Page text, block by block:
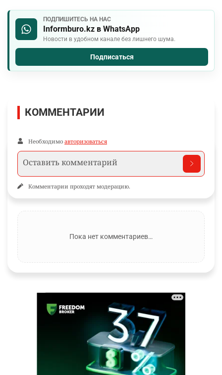
ПОДПИШИТЕСЬ НА НАС
Informburo.kz в WhatsApp
Новости в удобном канале без лишнего шума.
Подписаться
КОММЕНТАРИИ
Необходимо авторизоваться
Комментарии проходят модерацию.
Пока нет комментариев…